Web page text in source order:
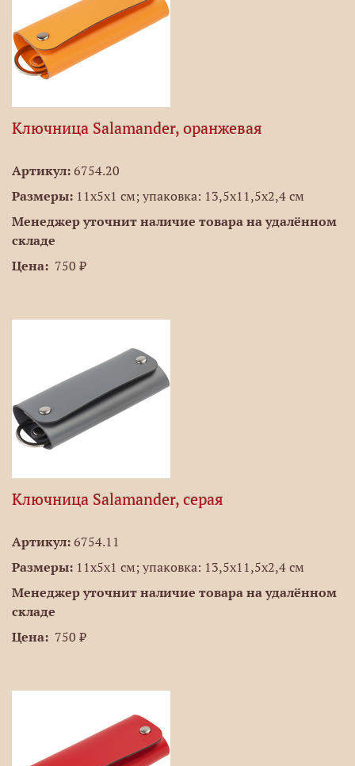
Ключница Salamander, оранжевая
Артикул: 6754.20
Размеры: 11х5x1 см; упаковка: 13,5х11,5х2,4 см
Менеджер уточнит наличие товара на удалённом
складе
Цена: 750 ₽
Ключница Salamander, серая
Артикул: 6754.11
Размеры: 11х5x1 см; упаковка: 13,5х11,5х2,4 см
Менеджер уточнит наличие товара на удалённом
складе
Цена: 750 ₽